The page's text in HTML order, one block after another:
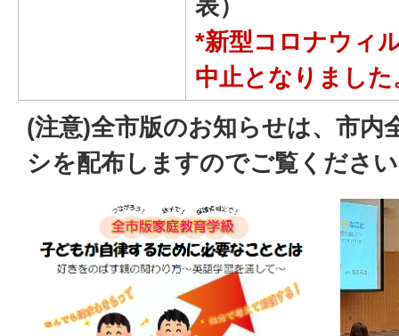
表）
*新型コロナウィ
中止となりました
(注意)全市版のお知らせは、市内
シを配布しますのでご覧くださ